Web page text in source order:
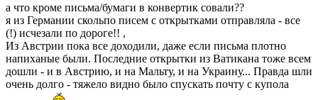
а что кроме письма/бумаги в конвертик совали??
я из Германии скольпо писем с открытками отправляла - все
(!) исчезали по дороге!! ,
Из Австрии пока все доходили, даже если письма плотно
напиханые были. Последние открытки из Ватикана тоже всем
дошли - и в Австрию, и на Мальту, и на Украину... Правда шли
очень долго - тяжело видно было спускать почту c купола